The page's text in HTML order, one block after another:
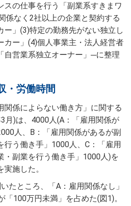
スの仕事を行う「副業系すきまワ
係なく2社以上の企業と契約する
ー」(3)特定の勤務先がない独立し
カー」(4)個人事業主・法人経営者
自営業系独立オーナー」─に整理
・労働時間
関係によらない働き方」に関する
月)は、4000人(A：「雇用関係が
人、B：「雇用関係があるが副
行う働き手」1000人、C：「雇用
・副業を行う働き手」1000人)を
施した。
たところ、「A：雇用関係なし」
100万円未満」を占めた(図1)。